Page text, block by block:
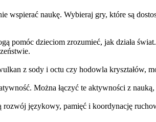
wspierać naukę. Wybieraj gry, które są
pomóc dzieciom zrozumieć, jak działa
z sody i octu czy hodowla kryształów,
Można łączyć te aktywności z nauką,
językowy, pamięć i koordynację